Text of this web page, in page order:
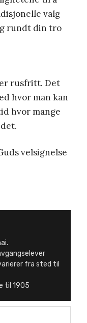
valg
rundt din tro
rusfritt. Det
hvor man kan
hvor mange
velsignelse
fra sted til
til 1905